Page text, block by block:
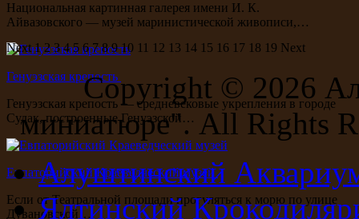
Национальная картинная галерея имени И. К.
Айвазовского — музей маринистической живописи,…
Генуэзская крепость
Генуэзская крепость — средневековые укрепления в городе
Судак, построенные Генуэзской…
Евпаторийский Краеведческий музей
Если от Театральной площади прогуляться к морю по улице
Дувановской…
Next12345678910 11 12 13 14 15 16 17 18 19 Next
Copyright © 2026
миниатюре". All Rights
Алуштинский
Ялтинский